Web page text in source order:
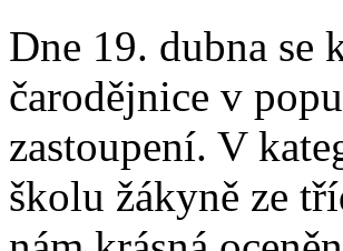
Dne 19. dubna se
čarodějnice v
zastoupení. V
školu žákyně ze